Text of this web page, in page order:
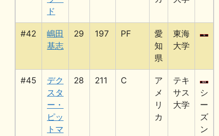
ド
#42
嶋田
基志
29 197 PF
愛
知
県
東海
大学
#45
デク
スタ
ー・
ピッ
トマ
28 211 C
ア
メ
リ
カ
テキ
サス
大学
シ
ー
ズ
ン